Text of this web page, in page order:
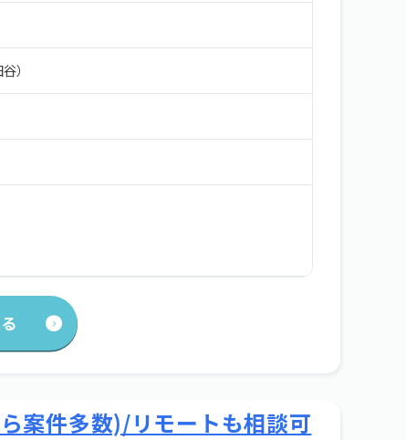
）
案件多数)/リモートも相談可